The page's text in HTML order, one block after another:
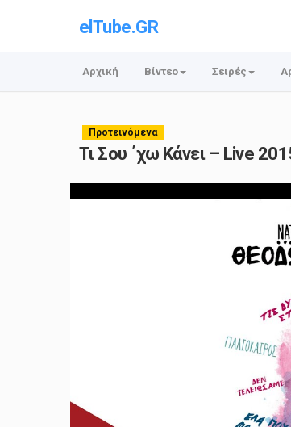
elTube.GR
Αρχική Βίντεο Σειρές
Προτεινόμενα
Τι Σου ΄χω Κάνει – Live